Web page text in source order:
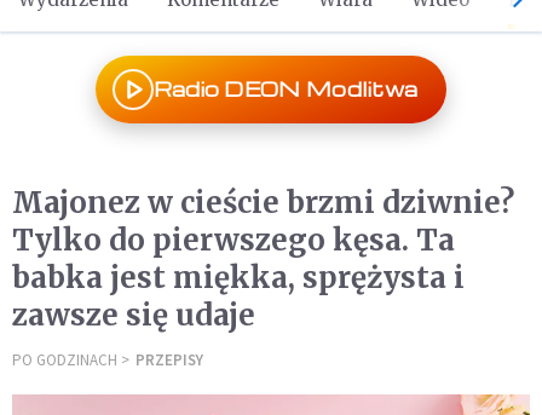
Radio DEON Modlitwa
Majonez w cieście brzmi dziwnie?
Tylko do pierwszego kęsa. Ta
babka jest miękka, sprężysta i
zawsze się udaje
PO GODZINACH PRZEPISY